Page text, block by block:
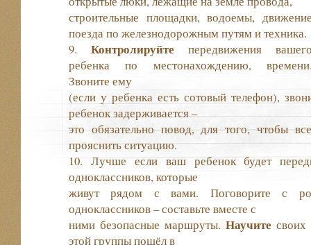
строительные площадки, водоемы,
поезда по железнодорожным путям и техника.
9. Контролируйте передвижения
ребенка по местонахождению,
Звоните ему
(если у ребенка есть сотовый телефон),
ребенок задерживается –
это обязательно повод, для того, чтобы
прояснить ситуацию.
10. Лучше если ваш ребенок будет
одноклассников, которые
живут рядом с вами. Поговорите с
одноклассников – составьте вместе с
ними безопасные маршруты.Научите своих
этой группы пошёл в